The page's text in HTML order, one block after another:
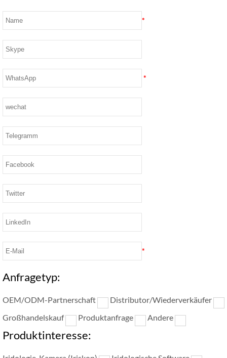
*
*
*
Anfragetyp:
OEM/ODM-Partnerschaft
Distributor/Wiederverkäufer
Großhandelskauf
Produktanfrage Andere
Produktinteresse: